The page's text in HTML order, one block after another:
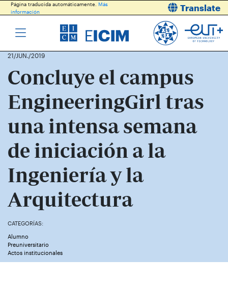
Página traducida automáticamente. Más
información
Translate
21/JUN./2019
Concluye el campus
EngineeringGirl tras
una intensa semana
de iniciación a la
Ingeniería y la
Arquitectura
CATEGORÍAS:
Alumno
Preuniversitario
Actos institucionales